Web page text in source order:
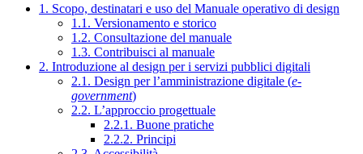
1. Scopo, destinatari e uso del Manuale operativo di design
1.1. Versionamento e storico
1.2. Consultazione del manuale
1.3. Contribuisci al manuale
2. Introduzione al design per i servizi pubblici digitali
2.1. Design per l’amministrazione digitale (e-
government)
2.2. L’approccio progettuale
2.2.1. Buone pratiche
2.2.2. Principi